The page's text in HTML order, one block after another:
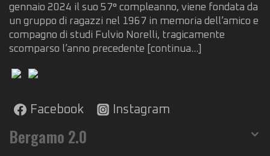
gennaio 2024 il suo 57° compleanno, viene fondata da
un gruppo di ragazzi nel 1967 in memoria dell’amico e
compagno di studi Fulvio Norelli, tragicamente
scomparso l’anno precedente
[continua...]
Facebook Instagram
Bergamo 2.0